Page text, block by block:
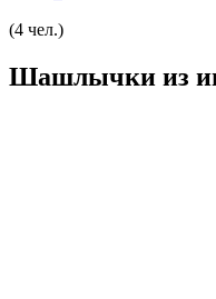
(4 чел.)
Шашлычки из